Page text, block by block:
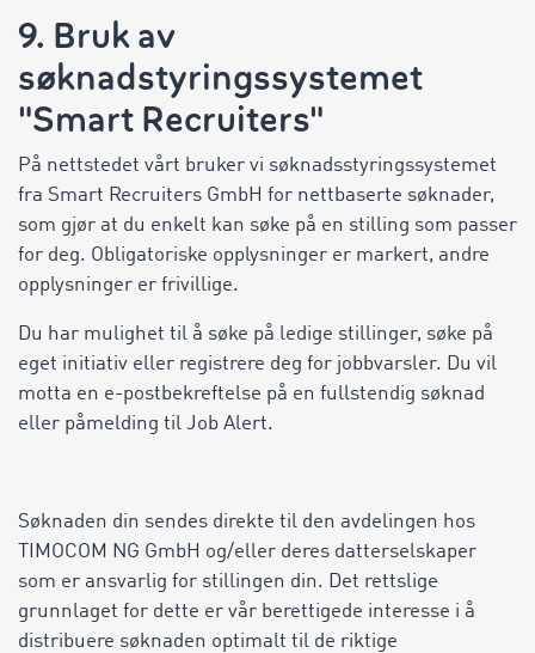
9. Bruk av
søknadstyringssystemet
"Smart Recruiters"
På nettstedet vårt bruker vi søknadsstyringssystemet
fra Smart Recruiters GmbH for nettbaserte søknader,
som gjør at du enkelt kan søke på en stilling som passer
for deg. Obligatoriske opplysninger er markert, andre
opplysninger er frivillige.
Du har mulighet til å søke på ledige stillinger, søke på
eget initiativ eller registrere deg for jobbvarsler. Du vil
motta en e-postbekreftelse på en fullstendig søknad
eller påmelding til Job Alert.
Søknaden din sendes direkte til den avdelingen hos
TIMOCOM NG GmbH og/eller deres datterselskaper
som er ansvarlig for stillingen din. Det rettslige
grunnlaget for dette er vår berettigede interesse i å
distribuere søknaden optimalt til de riktige